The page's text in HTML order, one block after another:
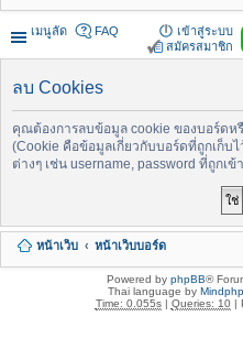
เมนูลัด
FAQ
เข้าสู่ระบบ
สมัครสมาชิก
ลบ Cookies
คุณต้องการลบข้อมูล cookie ของบอร์ดห
(Cookie คือข้อมูลเกี่ยวกับบอร์ดที่ถูกเก็
ต่างๆ เช่น username, password ที่ถูกเข้
หน้าเว็บ หน้าเว็บบอร์ด
Powered by phpBB®
Thai language by
Time: 0.055s| Queries: 10|